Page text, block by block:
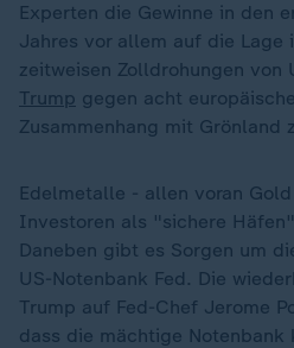
Experten die Gewinne in den
Jahres vor allem auf die Lage
zeitweisen Zolldrohungen von
Trump gegen acht
Zusammenhang mit Grönland
Edelmetalle - allen voran
Investoren als "sichere
Daneben gibt es Sorgen um
US-Notenbank Fed. Die
Trump auf Fed-Chef Jerome
dass die mächtige